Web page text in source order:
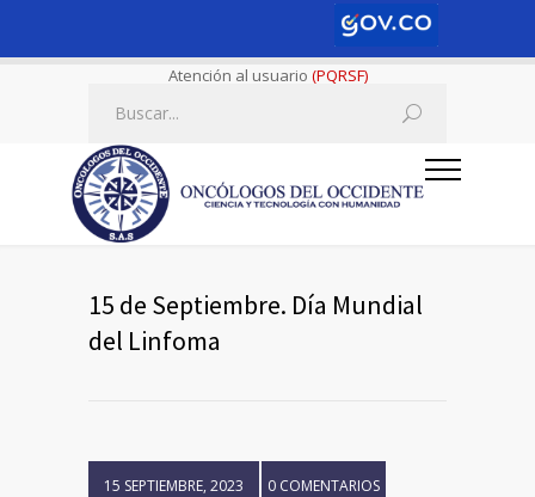
Atención al usuario (PQRSF)
15 de Septiembre. Día Mundial
del Linfoma
15 SEPTIEMBRE, 2023 0 COMENTARIOS